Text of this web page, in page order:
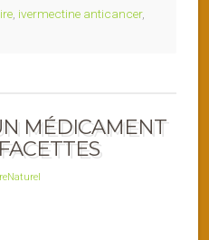
ivermectine anticancer,
MÉDICAMENT